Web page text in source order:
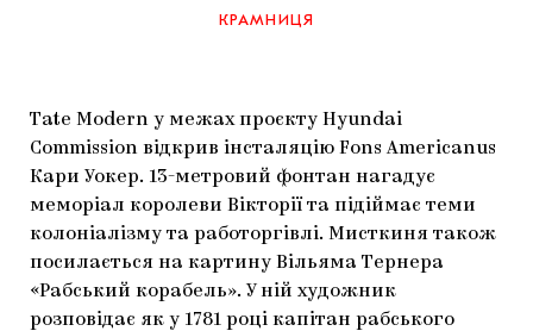
КОЛЕКЦІЇ
ГАЛЕРЕЇ
АРТЦЕНТРИ
КОНСПЕКТИ
КНИЖКИ І ЖУРНАЛИ
ЗАПАЛЕННЯ
ЯК ПІДТРИМУВАТИ УКРАЇНСЬКЕ МИСТЕЦТВО
МАРІУПОЛЬСЬКІ МАРГІНАЛІЇ
CARPATHIAN CULT ПРО РІЗДВЯНІ СВЯТА
КРАМНИЦЯ
КРАМНИЦЯ
Tate Modern у межах проєкту Hyundai
Commission відкрив інсталяцію Fons Americanus
Кари Уокер. 13-метровий фонтан нагадує
меморіал королеви Вікторії та підіймає теми
колоніалізму та работоргівлі. Мисткиня також
посилається на картину Вільяма Тернера
«Рабський корабель». У ній художник
розповідає як у 1781 році капітан рабського